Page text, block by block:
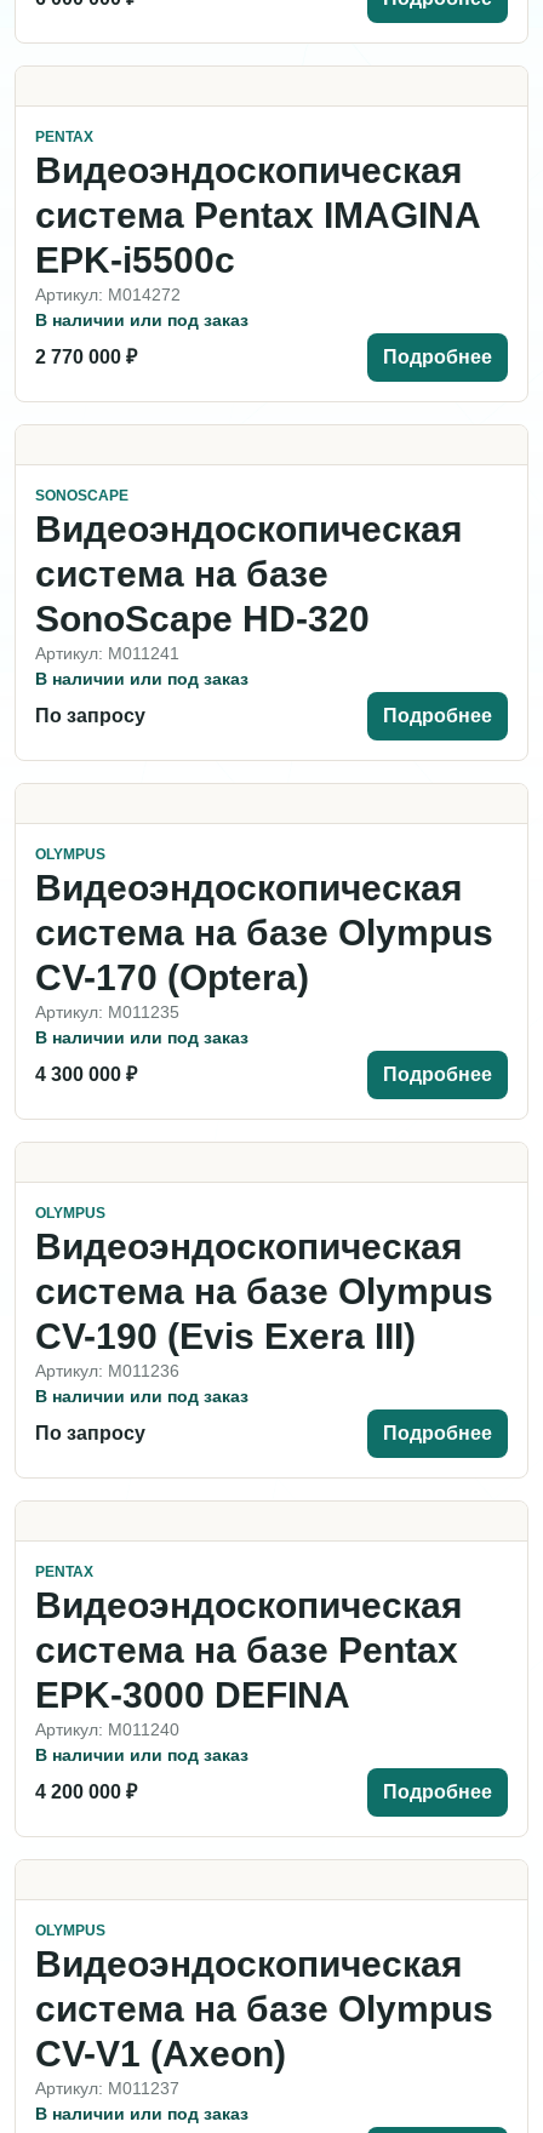
PENTAX
Видеоэндоскопическая
система Pentax IMAGINA
EPK-i5500c
Артикул: M014272
В наличии или под заказ
2 770 000 ₽ Подробнее
SONOSCAPE
Видеоэндоскопическая
система на базе
SonoScape HD-320
Артикул: M011241
В наличии или под заказ
По запросу Подробнее
OLYMPUS
Видеоэндоскопическая
система на базе Olympus
CV-170 (Optera)
Артикул: M011235
В наличии или под заказ
4 300 000 ₽ Подробнее
OLYMPUS
Видеоэндоскопическая
система на базе Olympus
CV-190 (Evis Exera III)
Артикул: M011236
В наличии или под заказ
По запросу Подробнее
PENTAX
Видеоэндоскопическая
система на базе Pentax
EPK‑3000 DEFINA
Артикул: M011240
В наличии или под заказ
4 200 000 ₽ Подробнее
OLYMPUS
Видеоэндоскопическая
система на базе Olympus
CV-V1 (Axeon)
Артикул: M011237
В наличии или под заказ